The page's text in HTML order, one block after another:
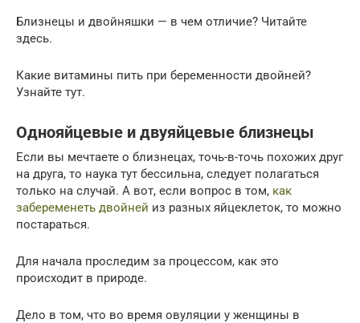
Близнецы и двойняшки — в чем отличие? Читайте
здесь.
Какие витамины пить при беременности двойней?
Узнайте тут.
Однояйцевые и двуяйцевые близнецы
Если вы мечтаете о близнецах, точь-в-точь похожих друг
на друга, то наука тут бессильна, следует полагаться
только на случай. А вот, если вопрос в том, как
забеременеть двойней из разных яйцеклеток, то можно
постараться.
Для начала проследим за процессом, как это
происходит в природе.
Дело в том, что во время овуляции у женщины в